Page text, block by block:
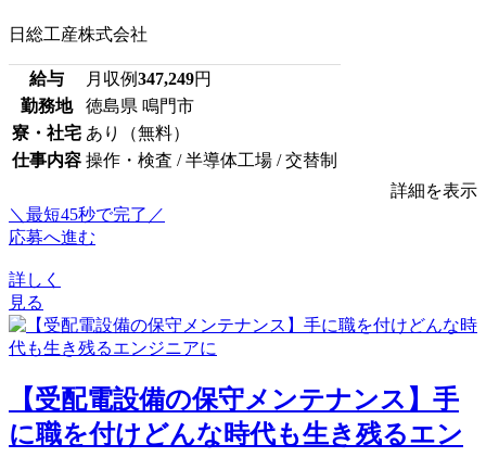
日総工産株式会社
給与 月収例347,249円
勤務地
徳島県 鳴門市
寮・社宅 あり（無料）
仕事内容 操作・検査 / 半導体工場 / 交替制
詳細を表示
＼最短45秒で完了／
応募へ進む
詳しく
見る
【受配電設備の保守メンテナンス】手
に職を付けどんな時代も生き残るエン